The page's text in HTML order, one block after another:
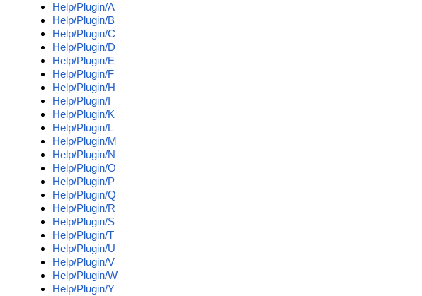
Help/Plugin/A
Help/Plugin/B
Help/Plugin/C
Help/Plugin/D
Help/Plugin/E
Help/Plugin/F
Help/Plugin/H
Help/Plugin/I
Help/Plugin/K
Help/Plugin/L
Help/Plugin/M
Help/Plugin/N
Help/Plugin/O
Help/Plugin/P
Help/Plugin/Q
Help/Plugin/R
Help/Plugin/S
Help/Plugin/T
Help/Plugin/U
Help/Plugin/V
Help/Plugin/W
Help/Plugin/Y